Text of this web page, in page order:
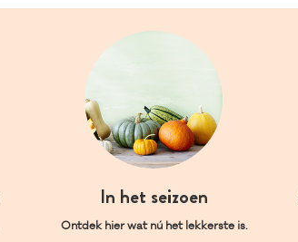
In het seizoen
Ontdek hier wat nú het lekkerste is.